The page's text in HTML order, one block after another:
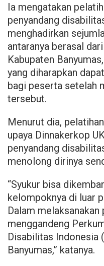
Ia mengatakan
penyandang
menghadirkan
antaranya berasal
Kabupaten
yang diharapkan
bagi peserta setelah
tersebut.
Menurut dia,
upaya Dinnakerkop
penyandang
menolong dirinya
“Syukur bisa
kelompoknya di luar
Dalam melaksanakan
menggandeng
Disabilitas Indonesia
Banyumas,” katanya.